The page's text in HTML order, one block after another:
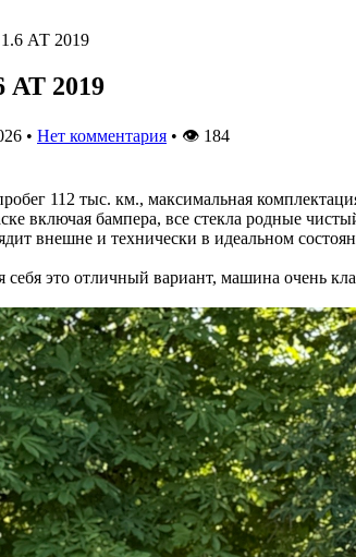
АТ 2019
АТ 2019
• Нет комментария • 👁 184
112 тыс. км., максимальная
включая бампера, все стекла родные
внешне и технически в идеальном
это отличный вариант, машина очень